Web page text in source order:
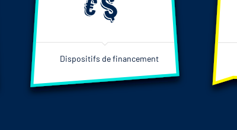
Dispositifs de financement